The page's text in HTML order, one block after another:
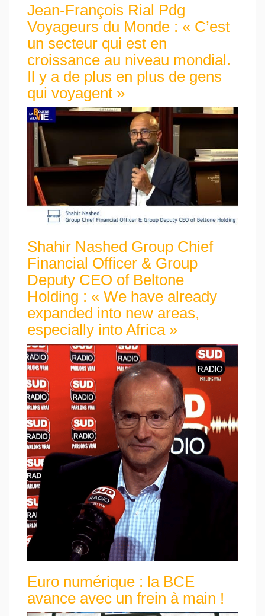
Jean-François Rial Pdg
Voyageurs du Monde : « C’est
un secteur qui est en
croissance au niveau mondial.
Il y a de plus en plus de gens
qui voyagent »
Shahir Nashed Group Chief
Financial Officer & Group
Deputy CEO of Beltone
Holding : « We have already
expanded into new areas,
especially into Africa »
Euro numérique : la BCE
avance avec un frein à main !